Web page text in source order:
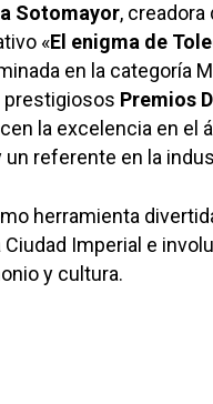
Sotomayor, creadora
«El enigma de
en la categoría
prestigiosos Premios
la excelencia en el
un referente en la
herramienta
Imperial e
y cultura.